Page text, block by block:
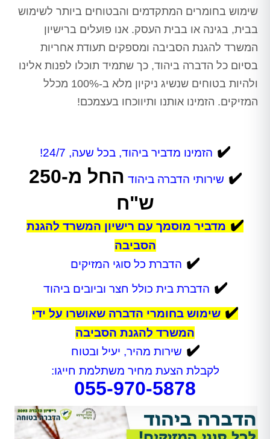
שימוש בחומרים המתקדמים והבטוחים ביותר לשימוש
בבית, בגינה או בבית העסק. אנו פועלים ברישיון
המשרד להגנת הסביבה ומספקים תעודת אחריות
בסיום כל הדברה ביהוד, כך שתמיד תוכלו לפנות אלינו
ולהיות בטוחים שנשיג ניקיון מלא ב-100% מכלל
המזיקים. הזמינו אותנו ותיווכחו בעצמכם!
✔️ הזמינו מדביר ביהוד, בכל שעה, 24/7!
✔️ שירותי הדברה ביהוד
החל מ-250
ש"ח
✔️ מדביר מוסמך עם רישיון המשרד להגנת
הסביבה
✔️ הדברת כל סוגי המזיקים
✔️ הדברת בית כולל חצר וביובים ביהוד
✔️ שימוש בחומרי הדברה שאושרו על ידי
המשרד להגנת הסביבה
✔️ שירות מהיר, יעיל ובטוח
לקבלת הצעת מחיר משתלמת חייגו:
055-970-5878